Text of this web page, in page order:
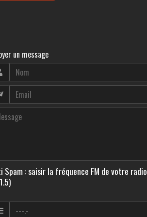
un message
Spam : saisir la fréquence FM de votre radio